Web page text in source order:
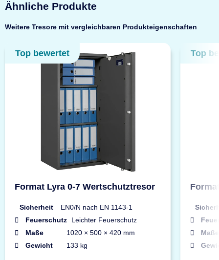
Ähnliche Produkte
Weitere Tresore mit vergleichbaren Produkteigenschaften
Top bewertet
Format Lyra 0-7 Wertschutztresor
Sicherheit
EN0/N nach EN 1143-1
Feuerschutz
Leichter Feuerschutz
Maße
1020 × 500 × 420 mm
Gewicht
133 kg
Top
Maße